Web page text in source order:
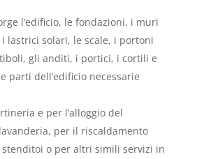
l’edificio, le fondazioni, i muri
lastrici solari, le scale, i portoni
gli anditi, i portici, i cortili e
parti dell’edificio necessarie
e per l’alloggio del
per il riscaldamento
o per altri simili servizi in